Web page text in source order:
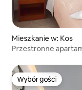
Mieszkanie w: Kos
Przestronne
Wybór gości
Wybór gości